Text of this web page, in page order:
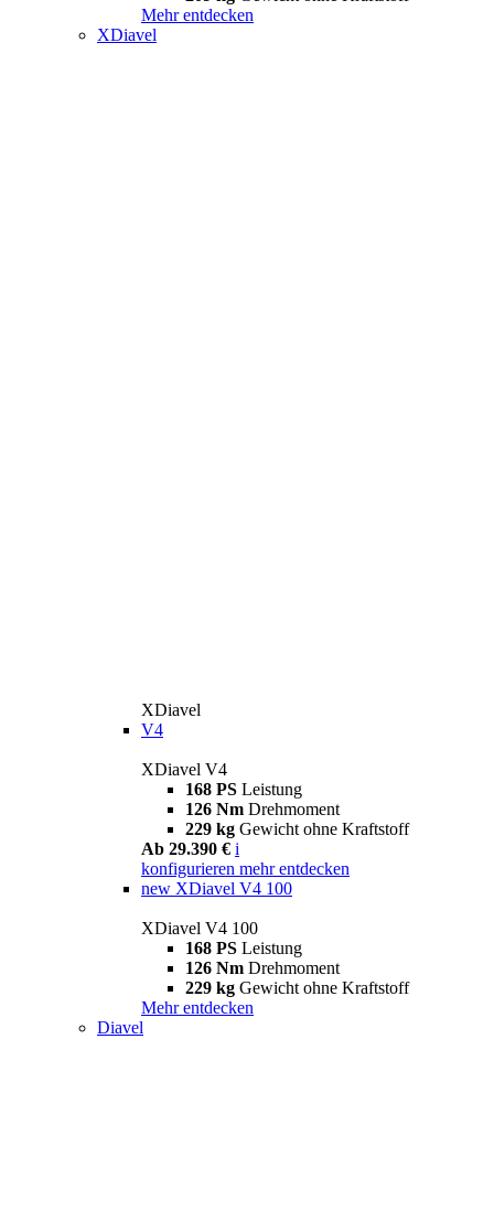
Mehr entdecken
XDiavel
XDiavel
V4
XDiavel V4
168 PS Leistung
126 Nm Drehmoment
229 kg Gewicht ohne Kraftstoff
Ab 29.390 € i
konfigurieren mehr entdecken
new XDiavel V4 100
XDiavel V4 100
168 PS Leistung
126 Nm Drehmoment
229 kg Gewicht ohne Kraftstoff
Mehr entdecken
Diavel